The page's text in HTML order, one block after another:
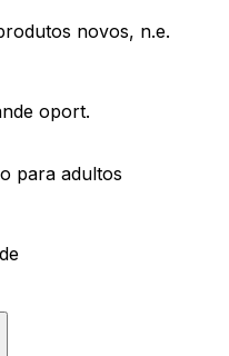
novos, n.e.
oport.
para adultos